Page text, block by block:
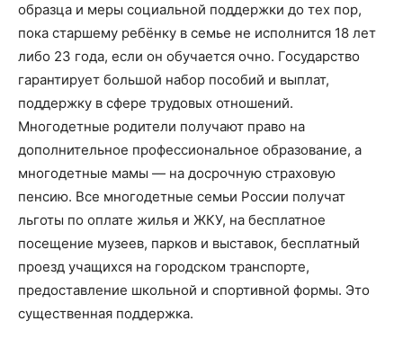
образца и меры социальной поддержки до тех пор,
пока старшему ребёнку в семье не исполнится 18 лет
либо 23 года, если он обучается очно. Государство
гарантирует большой набор пособий и выплат,
поддержку в сфере трудовых отношений.
Многодетные родители получают право на
дополнительное профессиональное образование, а
многодетные мамы — на досрочную страховую
пенсию. Все многодетные семьи России получат
льготы по оплате жилья и ЖКУ, на бесплатное
посещение музеев, парков и выставок, бесплатный
проезд учащихся на городском транспорте,
предоставление школьной и спортивной формы. Это
существенная поддержка.